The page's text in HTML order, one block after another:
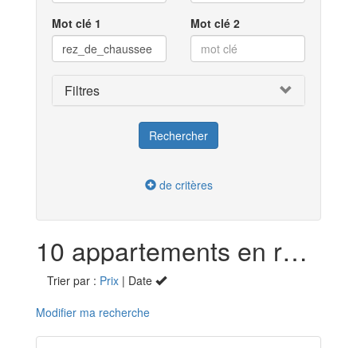
Mot clé 1 Mot clé 2
Filtres
de critères
10 appartements en rez-de-chaussée en vente dans la Dordogne (24)
Trier par : Prix | Date
Modifier ma recherche